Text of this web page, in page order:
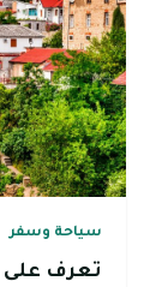
سياحة وسفر
تعرف على